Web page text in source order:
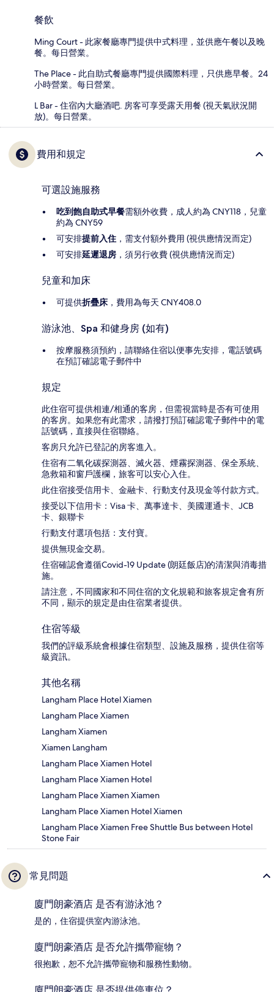
餐飲
Ming Court - 此家餐廳專門提供中式料理，並供應午餐以及晚
餐。每日營業。
The Place - 此自助式餐廳專門提供國際料理，只供應早餐。24
小時營業。每日營業。
L Bar - 住宿內大廳酒吧. 房客可享受露天用餐 (視天氣狀況開
放)。每日營業。
費用和規定
可選設施服務
吃到飽自助式早餐需額外收費，成人約為 CNY118，兒童
約為 CNY59
可安排提前入住 ，需支付額外費用 (視供應情況而定)
可安排延遲退房 ，須另行收費 (視供應情況而定)
兒童和加床
可提供折疊床 ，費用為每天 CNY408.0
游泳池、Spa 和健身房 (如有)
按摩服務須預約，請聯絡住宿以便事先安排，電話號碼
在預訂確認電子郵件中
規定
此住宿可提供相連/相通的客房，但需視當時是否有可使用
的客房。如果您有此需求，請撥打預訂確認電子郵件中的電
話號碼，直接與住宿聯絡。
客房只允許已登記的房客進入。
住宿有二氧化碳探測器、滅火器、煙霧探測器、保全系統、
急救箱和窗戶護欄，旅客可以安心入住。
此住宿接受信用卡、金融卡、行動支付及現金等付款方式。
接受以下信用卡：Visa 卡、萬事達卡、美國運通卡、JCB
卡、銀聯卡
行動支付選項包括：支付寶。
提供無現金交易。
住宿確認會遵循Covid-19 Update (朗廷飯店)的清潔與消毒措
施。
請注意，不同國家和不同住宿的文化規範和旅客規定會有所
不同，顯示的規定是由住宿業者提供。
住宿等級
我們的評級系統會根據住宿類型、設施及服務，提供住宿等
級資訊。
其他名稱
Langham Place Hotel Xiamen
Langham Place Xiamen
Langham Xiamen
Xiamen Langham
Langham Place Xiamen Hotel
Langham Place Xiamen Hotel
Langham Place Xiamen Xiamen
Langham Place Xiamen Hotel Xiamen
Langham Place Xiamen Free Shuttle Bus between Hotel
Stone Fair
常見問題
廈門朗豪酒店 是否有游泳池？
是的，住宿提供室內游泳池。
廈門朗豪酒店 是否允許攜帶寵物？
很抱歉，恕不允許攜帶寵物和服務性動物。